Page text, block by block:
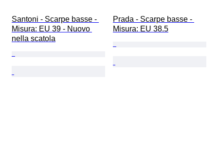
Santoni - Scarpe basse -
Misura: EU 39 - Nuovo
nella scatola
Prada - Scarpe basse -
Misura: EU 38.5